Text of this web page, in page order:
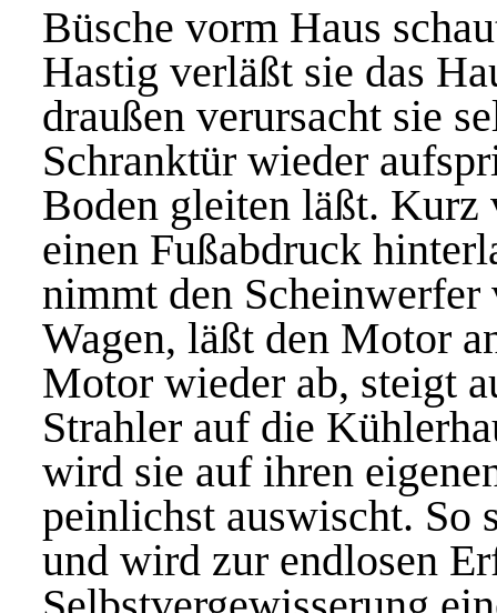
Büsche vorm Haus
Hastig verläßt sie das
draußen verursacht sie
Schranktür wieder
Boden gleiten läßt. Kurz
einen Fußabdruck
nimmt den
Wagen, läßt den Motor
Motor wieder ab, steigt
Strahler auf die
wird sie auf ihren
peinlichst auswischt. So
und wird zur endlosen